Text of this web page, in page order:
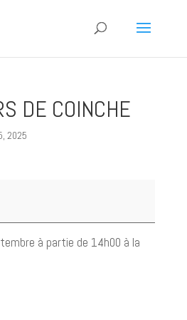
DE COINCHE
2025
à partie de 14h00 à la